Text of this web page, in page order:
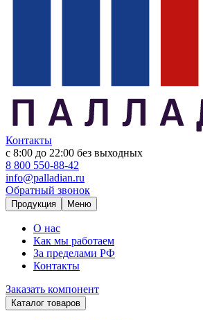
Контакты
с 8:00 до 22:00 без выходных
8 800 550-88-42
info@palladian.ru
Обратный звонок
Продукция Меню
О нас
Как мы работаем
За пределами РФ
Контакты
Заказать компонент
Каталог товаров